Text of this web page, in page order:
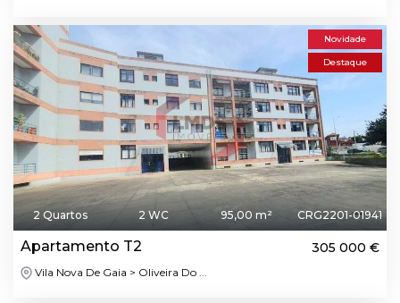
Novidade
Destaque
2 Quartos 2 WC 95,00 m² CRG2201-01941
Apartamento T2 305 000 €
Vila Nova De Gaia > Oliveira Do ...